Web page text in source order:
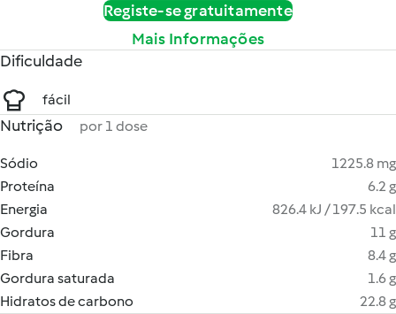
Registe-se gratuitamente
Mais Informações
Dificuldade
fácil
Nutrição por 1 dose
Sódio
1225.8 mg
Proteína
6.2 g
Energia
826.4 kJ / 197.5 kcal
Gordura
11 g
Fibra
8.4 g
Gordura saturada
1.6 g
Hidratos de carbono
22.8 g